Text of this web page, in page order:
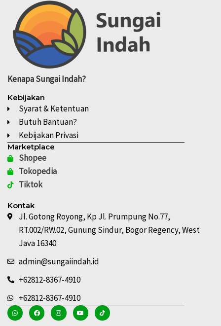
KenapaSungai Indah?
Kebijakan
Syarat & Ketentuan
Butuh Bantuan?
Kebijakan Privasi
Marketplace
Shopee
Tokopedia
Tiktok
Kontak
Jl. Gotong Royong, Kp Jl. Prumpung No.77,
RT.002/RW.02, Gunung Sindur, Bogor Regency, West
Java 16340
admin@sungaiindah.id
+62812-8367-4910
+62812-8367-4910